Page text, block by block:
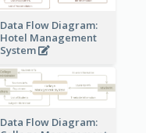
Data Flow Diagram:
Hotel Management
System
Data Flow Diagram: